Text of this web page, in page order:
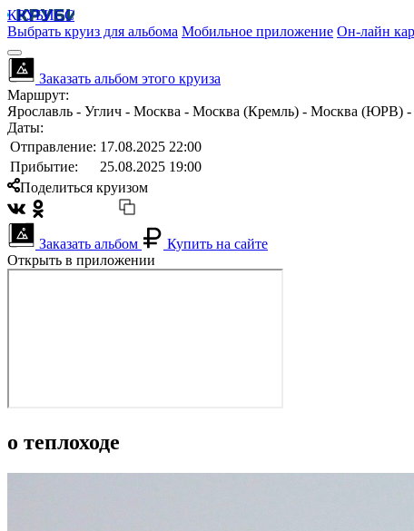
КРУБИСС
Выбрать круиз для альбома Мобильное приложение Он-лайн
Заказать альбом этого круиза
Маршрут:
Ярославль - Углич - Москва - Москва (Кремль) - Москва (ЮРВ)
Даты:
Отправление: 17.08.2025 22:00
Прибытие:
25.08.2025 19:00
Поделиться круизом
Заказать альбом
Купить на сайте
Открыть в приложении
о теплоходе